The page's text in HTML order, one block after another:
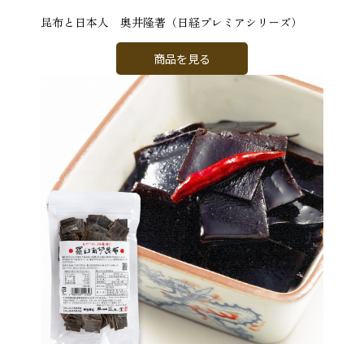
昆布と日本人 奥井隆著（日経プレミアシリーズ）
商品を見る